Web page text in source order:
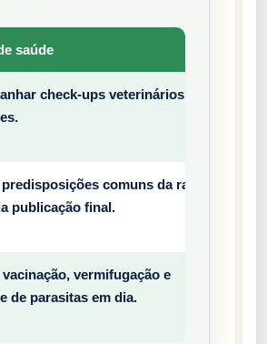
saúde
check-ups veterinários
comuns da raça
publicação final.
vermifugação e
de parasitas em dia.